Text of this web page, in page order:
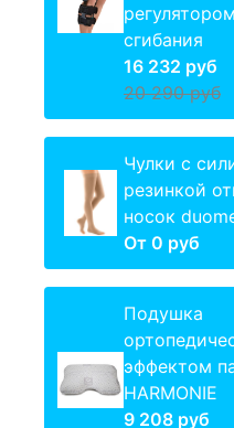
сгибания
16 232 руб
20 290 руб
Чулки с
резинкой
носок
От 0 руб
Подушка
эффектом
HARMONIE
9 208 руб